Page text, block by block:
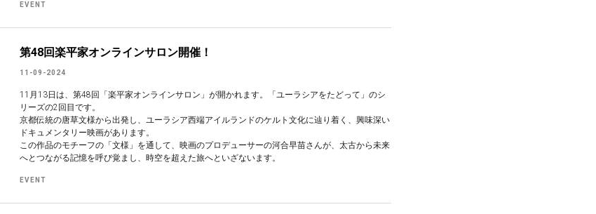
EVENT
第48回楽平家オンラインサロン開催！
11-09-2024
11月13日は、第48回「楽平家オンラインサロン」が開かれます。「ユーラシアをたどって」のシ
リーズの2回目です。
京都伝統の唐草文様から出発し、ユーラシア西端アイルランドのケルト文化に辿り着く、興味深い
ドキュメンタリー映画があります。
この作品のモチーフの「文様」を通して、映画のプロデューサーの河合早苗さんが、太古から未来
へとつながる記憶を呼び覚まし、時空を超えた旅へといざないます。
EVENT